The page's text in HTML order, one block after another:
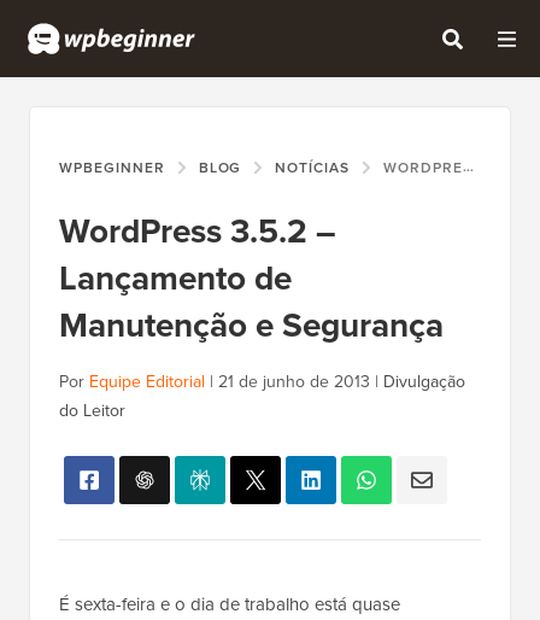
WPBEGINNER BLOG NOTÍCIAS WORDPRESS 3.5.2 – LANÇAMENTO DE MANUTENÇÃO E SEGURANÇA
WordPress 3.5.2 –
Lançamento de
Manutenção e Segurança
Por Equipe Editorial | 21 de junho de 2013 | Divulgação
do Leitor
É sexta-feira e o dia de trabalho está quase